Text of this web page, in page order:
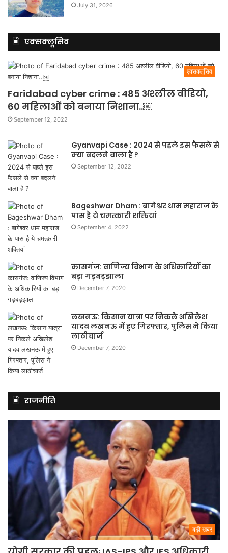
July 31, 2026
एक्सक्लूसिव
एक्सक्लूसिव
Faridabad cyber crime : 485 अश्लील वीडियो,
60 महिलाओं को बनाया निशाना..￼
September 12, 2022
Gyanvapi Case : 2024 से पहले इस फैसले से
क्या बदलने वाला है ?
September 12, 2022
Bageshwar Dham : बागेश्वर धाम महाराज के
पास है ये चमत्कारी शक्तियां
September 4, 2022
कासगंज: वाणिज्य विभाग के अधिकारियों का
बड़ा गड़बड़झाला
December 7, 2020
लखनऊ: किसान यात्रा पर निकले अखिलेश
यादव लखनऊ में हुए गिरफ्तार, पुलिस ने किया
लाठीचार्ज
December 7, 2020
राजनीति
बड़ी खबर